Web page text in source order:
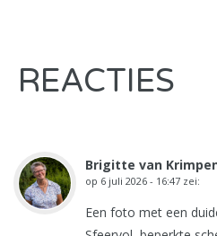
REACTIES
Brigitte van
op 6 juli 2026 - 16:47 zei:
Een foto met een